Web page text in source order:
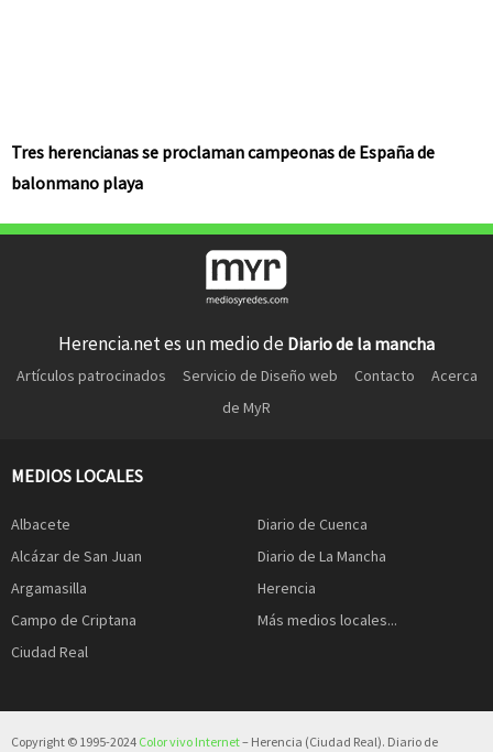
Tres herencianas se proclaman campeonas de España de
balonmano playa
Herencia.net es un medio de Diario de la mancha
Artículos patrocinados Servicio de Diseño web Contacto
Acerca
de MyR
MEDIOS LOCALES
Albacete
Alcázar de San Juan
Argamasilla
Campo de Criptana
Ciudad Real
Diario de Cuenca
Diario de La Mancha
Herencia
Más medios locales...
Copyright © 1995-2024 Color vivo Internet– Herencia (Ciudad Real). Diario de